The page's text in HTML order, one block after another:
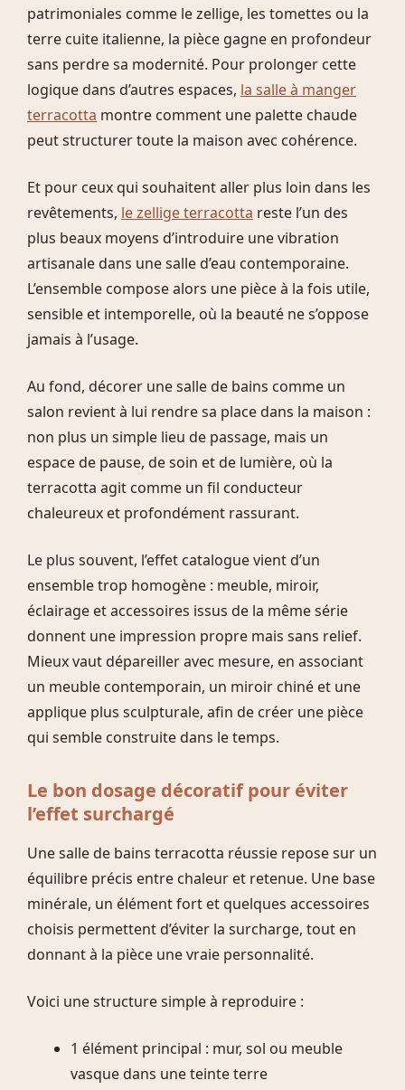
patrimoniales comme le zellige, les tomettes ou la
terre cuite italienne, la pièce gagne en profondeur
sans perdre sa modernité. Pour prolonger cette
logique dans d’autres espaces, la salle à manger
terracotta montre comment une palette chaude
peut structurer toute la maison avec cohérence.
Et pour ceux qui souhaitent aller plus loin dans les
revêtements, le zellige terracotta reste l’un des
plus beaux moyens d’introduire une vibration
artisanale dans une salle d’eau contemporaine.
L’ensemble compose alors une pièce à la fois utile,
sensible et intemporelle, où la beauté ne s’oppose
jamais à l’usage.
Au fond, décorer une salle de bains comme un
salon revient à lui rendre sa place dans la maison :
non plus un simple lieu de passage, mais un
espace de pause, de soin et de lumière, où la
terracotta agit comme un fil conducteur
chaleureux et profondément rassurant.
Le plus souvent, l’effet catalogue vient d’un
ensemble trop homogène : meuble, miroir,
éclairage et accessoires issus de la même série
donnent une impression propre mais sans relief.
Mieux vaut dépareiller avec mesure, en associant
un meuble contemporain, un miroir chiné et une
applique plus sculpturale, afin de créer une pièce
qui semble construite dans le temps.
Le bon dosage décoratif pour éviter
l’effet surchargé
Une salle de bains terracotta réussie repose sur un
équilibre précis entre chaleur et retenue. Une base
minérale, un élément fort et quelques accessoires
choisis permettent d’éviter la surcharge, tout en
donnant à la pièce une vraie personnalité.
Voici une structure simple à reproduire :
1 élément principal : mur, sol ou meuble
vasque dans une teinte terre